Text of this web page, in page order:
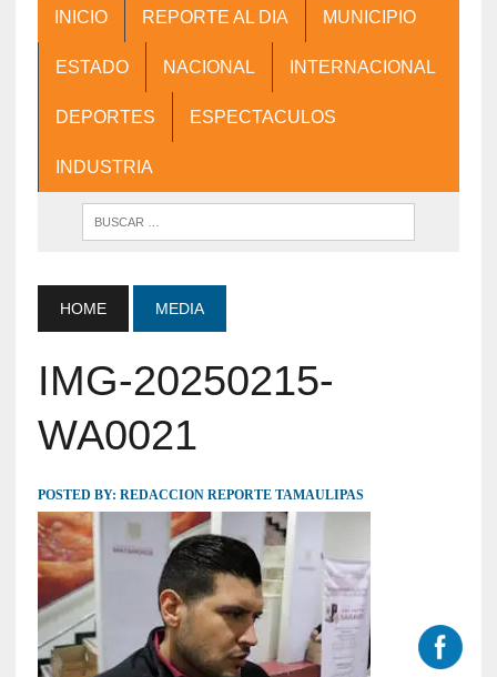
INICIO REPORTE AL DIA MUNICIPIO
ESTADO NACIONAL INTERNACIONAL
DEPORTES ESPECTACULOS
INDUSTRIA
HOME MEDIA
IMG-20250215-
WA0021
POSTED BY: REDACCION REPORTE TAMAULIPAS